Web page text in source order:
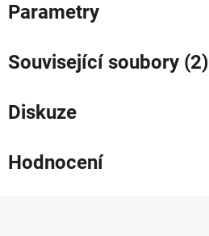
Parametry
Související soubory (2)
Diskuze
Hodnocení